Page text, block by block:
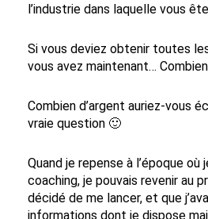
l’industrie dans laquelle vous
Si vous deviez obtenir toutes
vous avez maintenant…
Combien d’argent auriez-vous
vraie question 🙂
Quand je repense à l’époque où
coaching, je pouvais revenir au
décidé de me lancer, et que
informations dont je dispose